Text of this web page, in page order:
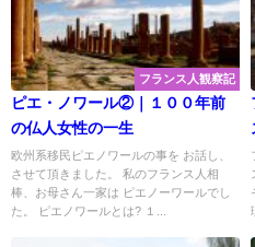
フランス人観察記
ピエ・ノワール②｜１００年前
の仏人女性の一生
欧州系移民ピエノワールの事を お話し、
させて頂きました。 私のフランス人相
棒、お母さん一家は ピエノーワールでし
た。 ピエノワールとは? １...